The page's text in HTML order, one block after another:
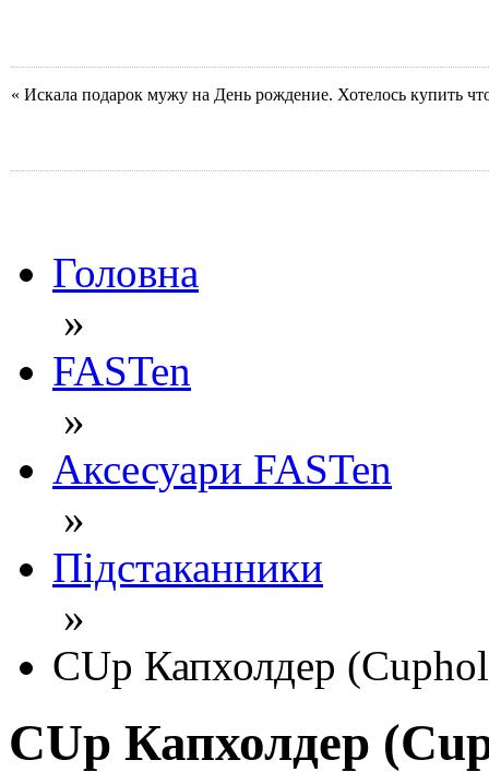
« Искала подарок мужу на День рождение. Хотелось купить
Головна
»
FASTen
»
Аксесуари FASTen
»
Підстаканники
»
CUp Капхолдер
CUp Капхолдер